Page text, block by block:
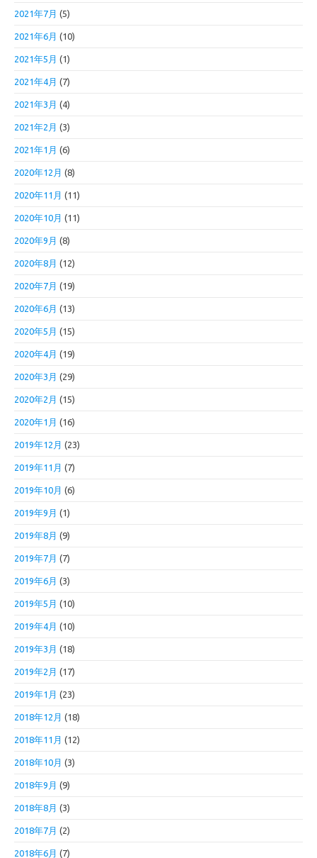
2021年7月 (5)
2021年6月 (10)
2021年5月 (1)
2021年4月 (7)
2021年3月 (4)
2021年2月 (3)
2021年1月 (6)
2020年12月 (8)
2020年11月 (11)
2020年10月 (11)
2020年9月 (8)
2020年8月 (12)
2020年7月 (19)
2020年6月 (13)
2020年5月 (15)
2020年4月 (19)
2020年3月 (29)
2020年2月 (15)
2020年1月 (16)
2019年12月 (23)
2019年11月 (7)
2019年10月 (6)
2019年9月 (1)
2019年8月 (9)
2019年7月 (7)
2019年6月 (3)
2019年5月 (10)
2019年4月 (10)
2019年3月 (18)
2019年2月 (17)
2019年1月 (23)
2018年12月 (18)
2018年11月 (12)
2018年10月 (3)
2018年9月 (9)
2018年8月 (3)
2018年7月 (2)
2018年6月 (7)